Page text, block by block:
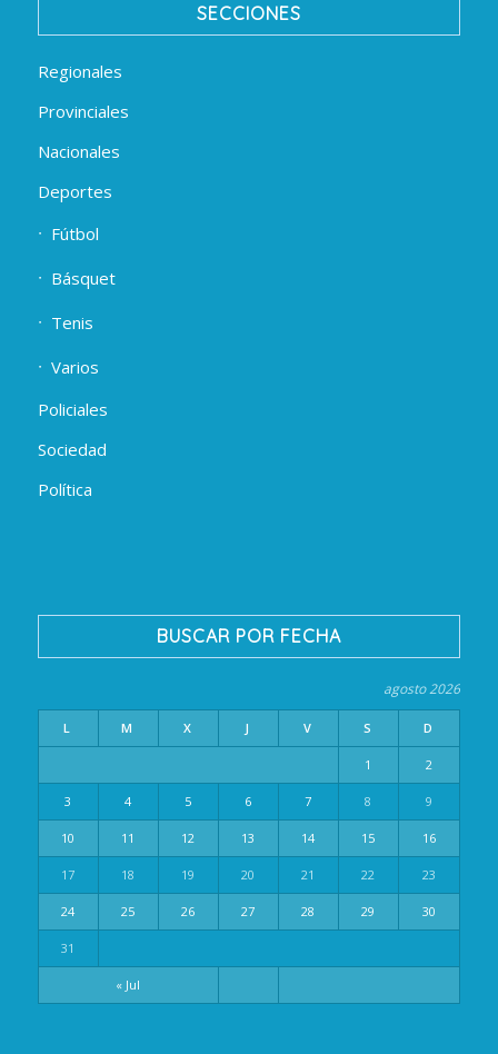
SECCIONES
Regionales
Provinciales
Nacionales
Deportes
Fútbol
Básquet
Tenis
Varios
Policiales
Sociedad
Política
BUSCAR POR FECHA
agosto 2026
L M X J V S D
« Jul
1 2
3 4 5 6 7 8 9
10 11 12 13 14 15 16
17 18 19 20 21 22 23
24 25 26 27 28 29 30
31